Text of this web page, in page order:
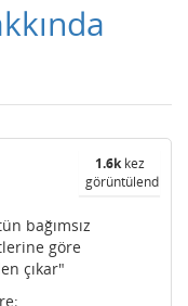
1.6kkez
görüntülendi
bağımsız
göre
çıkar"